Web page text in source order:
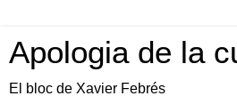
Apologia de la
El bloc de Xavier Febrés